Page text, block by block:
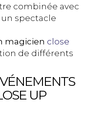
combinée avec
spectacle
magicien close
de différents
UP